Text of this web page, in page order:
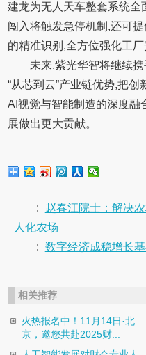
建龙为无人天车整套系统全
闯入将触发急停机制,还可
的精准识别,全方位强化工厂
未来,紫光华智将继续
“从芯到云”产业链优势,把
AI视觉与智能制造的深度融
展做出更大贡献。
:
赵春江院士：解决
人化农场
: 数字经济成稳增长
相关推荐
火热报名中！11月14日·北
京，邀您共赴2025财...